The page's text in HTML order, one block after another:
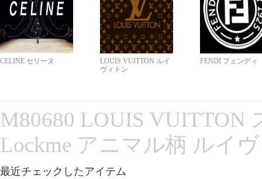
CELINE セリーヌ
LOUIS VUITTON ルイ
ヴィトン
FENDI フェンディ
M80680 LOUIS VUITTON
Lockme アニマル柄 ルイ
最近チェックしたアイテム